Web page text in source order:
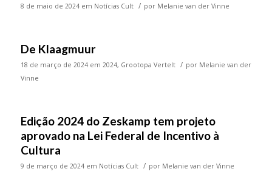
8 de maio de 2024 em Notícias Cult / por Melanie van der Vinne
De Klaagmuur
18 de março de 2024 em 2024, Grootopa Vertelt / por Melanie van der
Vinne
Edição 2024 do Zeskamp tem projeto
aprovado na Lei Federal de Incentivo à
Cultura
9 de março de 2024 em Notícias Cult / por Melanie van der Vinne